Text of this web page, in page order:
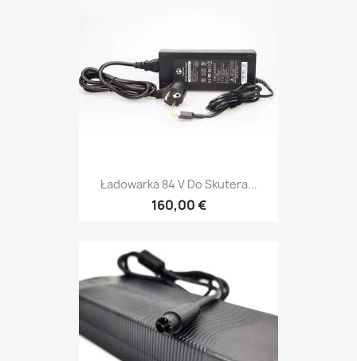
Ładowarka 84 V Do Skutera...
160,00 €